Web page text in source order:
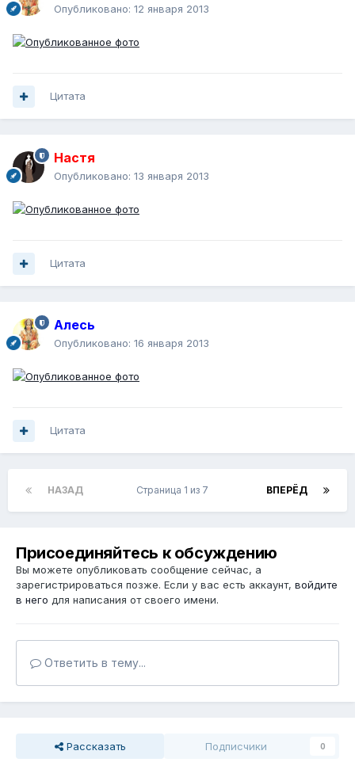
Опубликовано: 12 января 2013
Цитата
Настя
Опубликовано: 13 января 2013
Цитата
Алесь
Опубликовано: 16 января 2013
Цитата
НАЗАД ВПЕРЁД
Страница 1 из 7
Присоединяйтесь к обсуждению
Вы можете опубликовать сообщение сейчас, а
зарегистрироваться позже. Если у вас есть аккаунт, войдите
в него для написания от своего имени.
Ответить в тему...
Рассказать Подписчики 0